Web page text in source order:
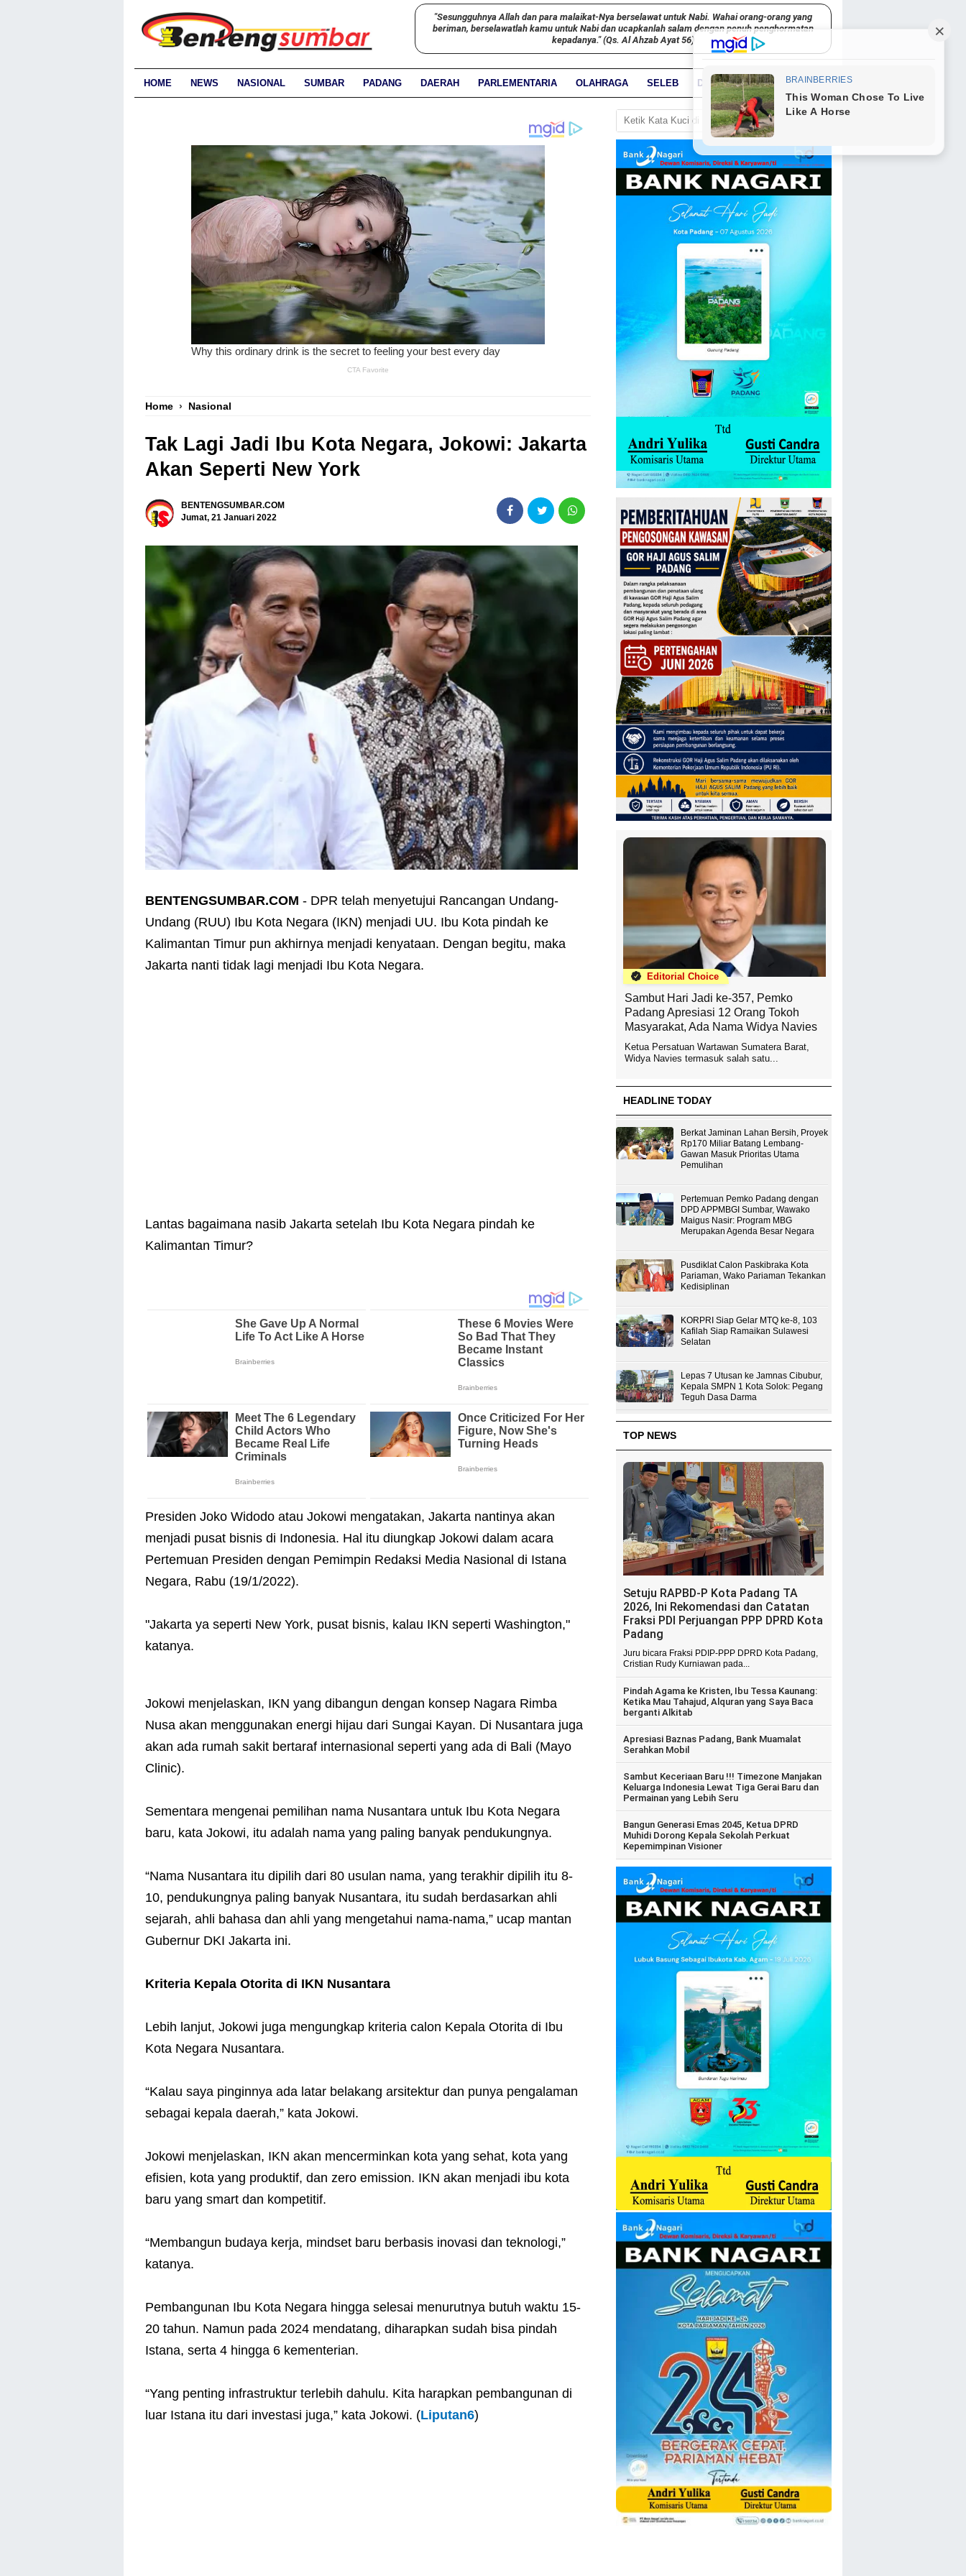
"Sesungguhnya Allah dan para malaikat-Nya berselawat untuk Nabi. Wahai orang-orang yang
beriman, berselawatlah kamu untuk Nabi dan ucapkanlah salam dengan penuh penghormatan
kepadanya." (Qs. Al Ahzab Ayat 56)
HOME NEWS NASIONAL SUMBAR PADANG DAERAH PARLEMENTARIA OLAHRAGA SELEB DUNIA PARIWARA
Home › Nasional
Tak Lagi Jadi Ibu Kota Negara, Jokowi: Jakarta
Akan Seperti New York
BENTENGSUMBAR.COM
Jumat, 21 Januari 2022
BENTENGSUMBAR.COM - DPR telah menyetujui Rancangan Undang-
Undang (RUU) Ibu Kota Negara (IKN) menjadi UU. Ibu Kota pindah ke
Kalimantan Timur pun akhirnya menjadi kenyataan. Dengan begitu, maka
Jakarta nanti tidak lagi menjadi Ibu Kota Negara.
Lantas bagaimana nasib Jakarta setelah Ibu Kota Negara pindah ke
Kalimantan Timur?
Presiden Joko Widodo atau Jokowi mengatakan, Jakarta nantinya akan
menjadi pusat bisnis di Indonesia. Hal itu diungkap Jokowi dalam acara
Pertemuan Presiden dengan Pemimpin Redaksi Media Nasional di Istana
Negara, Rabu (19/1/2022).
"Jakarta ya seperti New York, pusat bisnis, kalau IKN seperti Washington,"
katanya.
Jokowi menjelaskan, IKN yang dibangun dengan konsep Nagara Rimba
Nusa akan menggunakan energi hijau dari Sungai Kayan. Di Nusantara juga
akan ada rumah sakit bertaraf internasional seperti yang ada di Bali (Mayo
Clinic).
Sementara mengenai pemilihan nama Nusantara untuk Ibu Kota Negara
baru, kata Jokowi, itu adalah nama yang paling banyak pendukungnya.
“Nama Nusantara itu dipilih dari 80 usulan nama, yang terakhir dipilih itu 8-
10, pendukungnya paling banyak Nusantara, itu sudah berdasarkan ahli
sejarah, ahli bahasa dan ahli yang mengetahui nama-nama,” ucap mantan
Gubernur DKI Jakarta ini.
Kriteria Kepala Otorita di IKN Nusantara
Lebih lanjut, Jokowi juga mengungkap kriteria calon Kepala Otorita di Ibu
Kota Negara Nusantara.
“Kalau saya pinginnya ada latar belakang arsitektur dan punya pengalaman
sebagai kepala daerah,” kata Jokowi.
Jokowi menjelaskan, IKN akan mencerminkan kota yang sehat, kota yang
efisien, kota yang produktif, dan zero emission. IKN akan menjadi ibu kota
baru yang smart dan kompetitif.
“Membangun budaya kerja, mindset baru berbasis inovasi dan teknologi,”
katanya.
Pembangunan Ibu Kota Negara hingga selesai menurutnya butuh waktu 15-
20 tahun. Namun pada 2024 mendatang, diharapkan sudah bisa pindah
Istana, serta 4 hingga 6 kementerian.
“Yang penting infrastruktur terlebih dahulu. Kita harapkan pembangunan di
luar Istana itu dari investasi juga,” kata Jokowi. (Liputan6)
Editorial Choice
Sambut Hari Jadi ke-357, Pemko
Padang Apresiasi 12 Orang Tokoh
Masyarakat, Ada Nama Widya Navies
Ketua Persatuan Wartawan Sumatera Barat,
Widya Navies termasuk salah satu...
HEADLINE TODAY
Berkat Jaminan Lahan Bersih, Proyek
Rp170 Miliar Batang Lembang-
Gawan Masuk Prioritas Utama
Pemulihan
Pertemuan Pemko Padang dengan
DPD APPMBGI Sumbar, Wawako
Maigus Nasir: Program MBG
Merupakan Agenda Besar Negara
Pusdiklat Calon Paskibraka Kota
Pariaman, Wako Pariaman Tekankan
Kedisiplinan
KORPRI Siap Gelar MTQ ke-8, 103
Kafilah Siap Ramaikan Sulawesi
Selatan
Lepas 7 Utusan ke Jamnas Cibubur,
Kepala SMPN 1 Kota Solok: Pegang
Teguh Dasa Darma
TOP NEWS
Setuju RAPBD-P Kota Padang TA
2026, Ini Rekomendasi dan Catatan
Fraksi PDI Perjuangan PPP DPRD Kota
Padang
Juru bicara Fraksi PDIP-PPP DPRD Kota Padang,
Cristian Rudy Kurniawan pada...
Pindah Agama ke Kristen, Ibu Tessa Kaunang:
Ketika Mau Tahajud, Alquran yang Saya Baca
berganti Alkitab
Apresiasi Baznas Padang, Bank Muamalat
Serahkan Mobil
Sambut Keceriaan Baru !!! Timezone Manjakan
Keluarga Indonesia Lewat Tiga Gerai Baru dan
Permainan yang Lebih Seru
Bangun Generasi Emas 2045, Ketua DPRD
Muhidi Dorong Kepala Sekolah Perkuat
Kepemimpinan Visioner